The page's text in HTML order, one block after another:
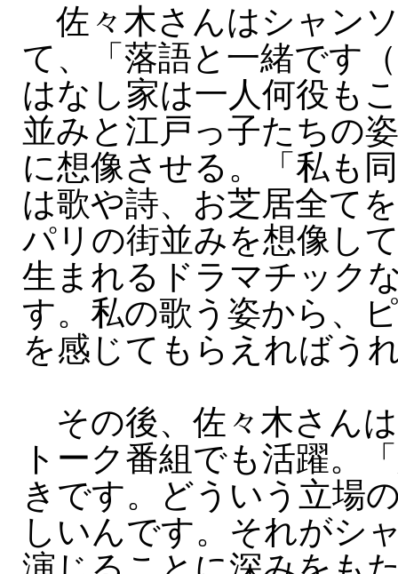
佐々木さんはシャン
て、「落語と一緒です
はなし家は一人何役も
並みと江戸っ子たちの
に想像させる。「私も
は歌や詩、お芝居全て
パリの街並みを想像し
生まれるドラマチック
す。私の歌う姿から、
を感じてもらえればう
その後、佐々木さん
トーク番組でも活躍。
きです。どういう立場
しいんです。それがシ